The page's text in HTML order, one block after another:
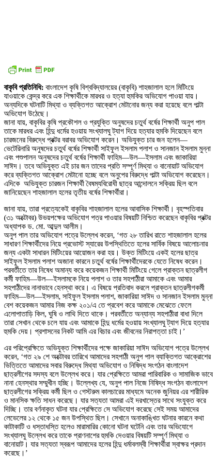
বাকৃবি প্রতিনিধি: বাংলাদেশ কৃষি বিশ্ববিদ্যালয়ের (বাকৃবি) শাহজালাল হলে মিটিংয়ে
যাওয়াকে কেন্দ্র করে এক শিক্ষার্থীকে মারধর ও হত্যা হুমকির অভিযোগ পাওয়া যায়।
অন্যদিকে ঘটনাটি মিথ্যা ও ব্যক্তিগত আক্রোশ মেটানোর জন্য করা হয়েছে বলে পাল্টা
অভিযোগ উঠেছে।
জানা যায়, বাকৃবির কৃষি প্রকৌশল ও প্রযুক্তি অনুষদের চতুর্থ বর্ষের শিক্ষার্থী অনুপ পাল
তাকে মারধর এবং হিন্দু ধর্মের হওয়ায় সংখ্যালঘু ট্যাগ দিয়ে হত্যার হুমকি দিয়েছেন বলে
চারজনের বিরুদ্ধে প্রক্টর বরাবর অভিযোগ করেন। অভিযুক্ত চার জন হলেন—
ভেটেরিনারি অনুষদের চতুর্থ বর্ষের শিক্ষার্থী সাইফুল ইসলাম পলাশ ও সানজান ইসলাম মুন্না
এবং পশুপালন অনুষদের চতুর্থ বর্ষের শিক্ষার্থী ফাহিম—উল—ইসলাম এবং জাকারিয়া
সাঈদ। তবে অভিযুক্ত এই চার জন তাদের প্রতি সম্পূর্ণ মিথ্যা ও বানোয়াট অভিযোগ
করে ব্যক্তিগত আক্রোশ মেটানো হচ্ছে বলে অনুপের বিরুদ্ধে পাল্টা অভিযোগ করেছেন।
এদিকে অভিযুক্ত চারজন শিক্ষার্থী বৈষম্যবিরোধী ছাত্র আন্দোলনে সক্রিয় ছিল বলে
জানিয়েছেন শাহজালাল হলের তৃতীয় বর্ষের শিক্ষার্থীরা।
জানা যায়, তারা প্রত্যেকেই বাকৃবির শাহজালাল হলের আবাসিক শিক্ষার্থী। বৃহস্পতিবার
(৩১ অক্টোবর) উভয়পক্ষের অভিযোগ পত্র পাওয়ার বিষয়টি নিশ্চিত করেছেন বাকৃবির প্রক্টর
অধ্যাপক ড. মো. আব্দুল আলীম।
অনুপ পাল তার অভিযোগ পত্রে উল্লেখ করেন, ‘গত ২৮ তারিখ রাতে শাহজালাল হলের
সাধারণ শিক্ষার্থীদের নিয়ে প্রভোস্ট স্যারের উপস্থিতিতে হলের সার্বিক বিষয়ে আলোচনার
জন্য একটা সাধারন মিটিংয়ের আয়োজন করা হয়। উক্ত মিটিংয়ে একই হলের ছাত্র
সাইফুল ইসলাম পলাশ অজানা কারনে চতুর্থ বর্ষের শিক্ষার্থীদেরকে যেতে নিষেধ করেন।
পরবর্তীতে তার নিষেধ অমান্য করে কয়েকজন শিক্ষার্থী মিটিংয়ে গেলে প্রাক্তন ছাত্রলীগ
কর্মী ফাহিম—উল—ইসলামকে নিয়ে পলাশ ও তার সহপাঠীরা আমাকে এবং আমার
সহপাঠীদের নানাভাবে হেনস্থা করে। এ বিষয়ে প্রতিবাদ করলে প্রাক্তন ছাত্রলীগকর্মী
ফাহিম—উল—ইসলাম, সাইফুল ইসলাম পলাশ, জাকারিয়া সাঈদ ও সানজান ইসলাম মুন্না
বেশ কয়েকজন আমার নিজ কক্ষ ২০১/এ তে প্রবেশ করে আমাকে মেঝেতে ফেলে
এলোপাতাড়ি কিল, ঘুষি ও লাথি দিতে থাকে। পরবর্তীতে অন্যান্য সহপাঠীরা বাধা দিলে
তারা সেখান থেকে চলে যায় এবং আমাকে হিন্দু ধর্মের হওয়ায় সংখ্যালঘু ট্যাগ দিয়ে হত্যার
হুমকি দেয়। প্রশাসনের নিকট আমি এর বিচার এবং জীবনের নিরাপত্তা চাই।’
এর পরিপ্রেক্ষিতে অভিযুক্ত শিক্ষার্থীদের পক্ষে জাকারিয়া সাঈদ অভিযোগ পত্রে উল্লেখ
করেন, ‘গত ২৯ শে অক্টোবর তারিখে আমাদের সহপাঠী অনুপ পাল ব্যাক্তিগত আক্রোশের
ভিত্তিতে আমাদের সবার বিরুদ্ধে মিথ্যা অভিযোগ ও নিষিদ্ধ সংগঠন বাংলাদেশ
ছাত্রলীগের সদস্য বলে উল্লেখ করে। যার প্রেক্ষিতে আমরা পারিবারিক ও সামাজিক ভাবে
নানা হেনস্থার সম্মুখীন হচ্ছি। উল্লেখ্য যে, অনুপ পাল নিজে নিষিদ্ধ সংগঠন বাংলাদেশ
ছাত্রলীগের সক্রিয় কর্মী ছিল ও গেস্টরুম কালচারের মাধ্যমে অনেক জুনিয়র এর শারীরিক
ও মানসিক ক্ষতি সাধন করেছে। যার সত্যতা আমরা এই দরখাস্তের সাথে সংযুক্ত করে
দিচ্ছি। তার বর্ণনাকৃত ঘটনা যার প্রেক্ষিতে সে অভিযোগ করেছে সেই সময় আমাদের
লেভেলের ১২ থেকে ১৫ জন উপস্থিত ছিল। সেখানে অনাকাঙ্খিত ঘটনার কারনে কথা
কাটাকাটি ও ধস্তাধস্তি হলেও মারামারির কোনো ঘটনা ঘটেনি এবং তার অভিযোগে
সংখ্যালঘু উল্লেখ করে তাকে প্রাণনাশের হুমকি দেওয়ার বিষয়টি সম্পূর্ণ মিথ্যা ও
বানোয়াট। যার সত্যতা স্বরূপ আমাদের হলের হিন্দু ধর্মাবলম্বী শিক্ষার্থীরা স্বাক্ষর প্রদান
করেছে।’